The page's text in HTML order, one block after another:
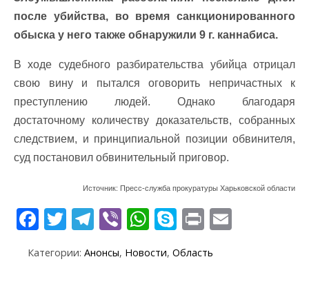
после убийства, во время санкционированного
обыска у него также обнаружили 9 г. каннабиса.
В ходе судебного разбирательства убийца отрицал
свою вину и пытался оговорить непричастных к
преступлению людей. Однако благодаря
достаточному количеству доказательств, собранных
следствием, и принципиальной позиции обвинителя,
суд постановил обвинительный приговор.
Источник: Пресс-служба прокуратуры Харьковской области
F
e
T
itt
T
e
Vi
er
W
at
S
k
y
Pr
t
Категории: Анонсы, Новости, Область